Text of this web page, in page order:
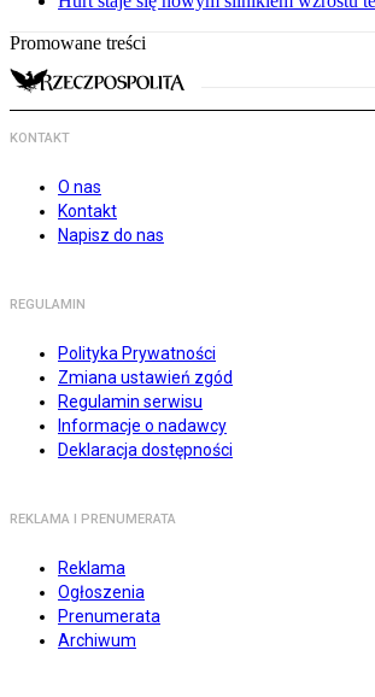
Promowane treści
KONTAKT
O nas
Kontakt
Napisz do nas
REGULAMIN
Polityka Prywatności
Zmiana ustawień zgód
Regulamin serwisu
Informacje o nadawcy
Deklaracja dostępności
REKLAMA I PRENUMERATA
Reklama
Ogłoszenia
Prenumerata
Archiwum